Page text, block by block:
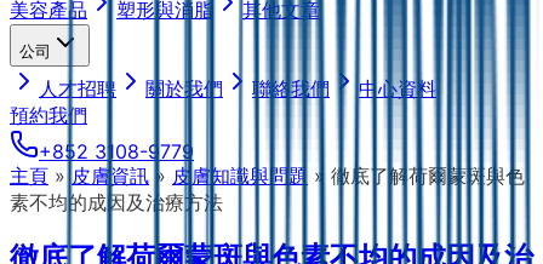
美容產品
塑形與消脂 其他文章
公司
人才招聘 關於我們 聯絡我們
中心資料
預約我們
+852 3108-9779
主頁 » 皮膚資訊 » 皮膚知識與問題 » 徹底了解荷爾蒙斑與色
素不均的成因及治療方法